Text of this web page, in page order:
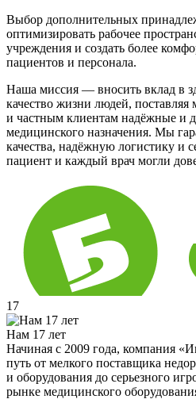
Выбор дополнительных
оптимизировать рабочее
учреждения и создать более
пациентов и персонала.
Наша миссия — вносить вклад в
качество жизни людей,
и частным клиентам надёжные и
медицинского назначения. Мы
качества, надёжную логистику и
пациент и каждый врач могли
17
Нам 17 лет
Начиная с 2009 года, компания
путь от мелкого поставщика
и оборудования до серьезного
рынке медицинского